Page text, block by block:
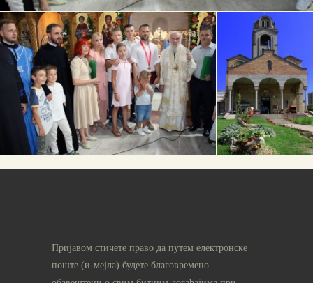
Пријавом стичете право да путем електронске
поште (и-мејла) будете благовремено